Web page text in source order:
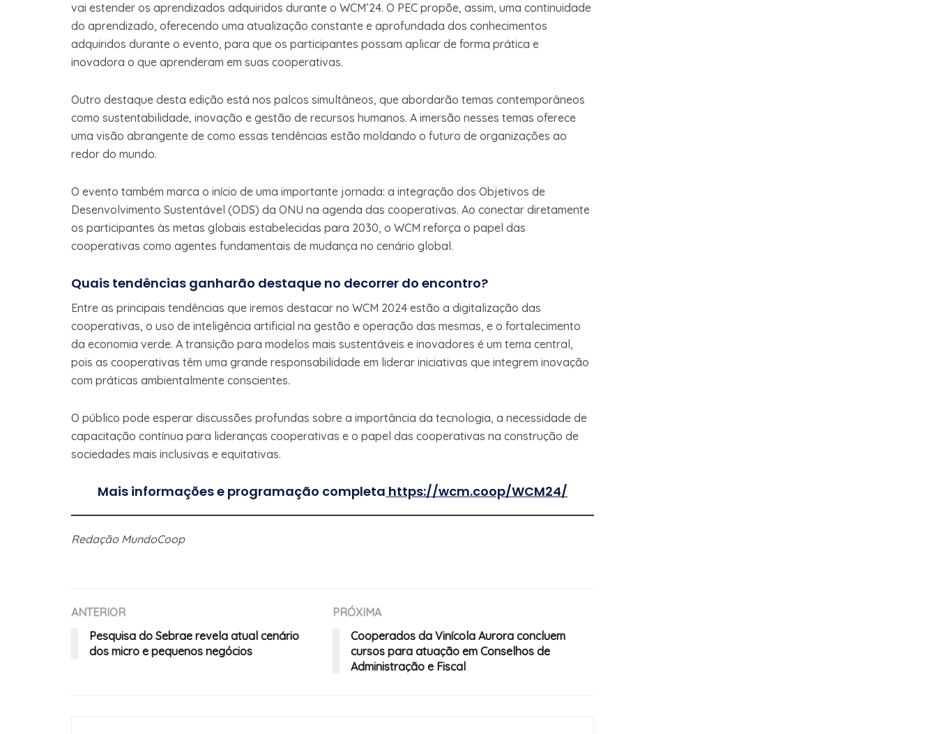
vai estender os aprendizados adquiridos durante o WCM’24. O PEC propõe, assim, uma continuidade
do aprendizado, oferecendo uma atualização constante e aprofundada dos conhecimentos
adquiridos durante o evento, para que os participantes possam aplicar de forma prática e
inovadora o que aprenderam em suas cooperativas.
Outro destaque desta edição está nos palcos simultâneos, que abordarão temas contemporâneos
como sustentabilidade, inovação e gestão de recursos humanos. A imersão nesses temas oferece
uma visão abrangente de como essas tendências estão moldando o futuro de organizações ao
redor do mundo.
O evento também marca o início de uma importante jornada: a integração dos Objetivos de
Desenvolvimento Sustentável (ODS) da ONU na agenda das cooperativas. Ao conectar diretamente
os participantes às metas globais estabelecidas para 2030, o WCM reforça o papel das
cooperativas como agentes fundamentais de mudança no cenário global.
Quais tendências ganharão destaque no decorrer do encontro?
Entre as principais tendências que iremos destacar no WCM 2024 estão a digitalização das
cooperativas, o uso de inteligência artificial na gestão e operação das mesmas, e o fortalecimento
da economia verde. A transição para modelos mais sustentáveis e inovadores é um tema central,
pois as cooperativas têm uma grande responsabilidade em liderar iniciativas que integrem inovação
com práticas ambientalmente conscientes.
O público pode esperar discussões profundas sobre a importância da tecnologia, a necessidade de
capacitação contínua para lideranças cooperativas e o papel das cooperativas na construção de
sociedades mais inclusivas e equitativas.
Mais informações e programação completa https://wcm.coop/WCM24/
Redação MundoCoop
ANTERIOR
Pesquisa do Sebrae revela atual cenário
dos micro e pequenos negócios
PRÓXIMA
Cooperados da Vinícola Aurora concluem
cursos para atuação em Conselhos de
Administração e Fiscal